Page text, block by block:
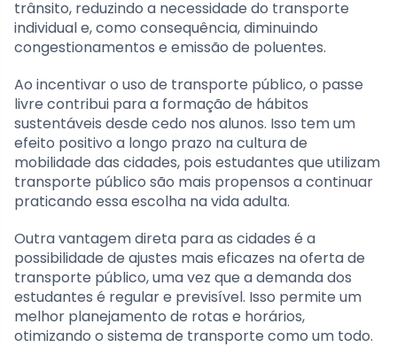
trânsito, reduzindo a necessidade do transporte
individual e, como consequência, diminuindo
congestionamentos e emissão de poluentes.
Ao incentivar o uso de transporte público, o passe
livre contribui para a formação de hábitos
sustentáveis desde cedo nos alunos. Isso tem um
efeito positivo a longo prazo na cultura de
mobilidade das cidades, pois estudantes que utilizam
transporte público são mais propensos a continuar
praticando essa escolha na vida adulta.
Outra vantagem direta para as cidades é a
possibilidade de ajustes mais eficazes na oferta de
transporte público, uma vez que a demanda dos
estudantes é regular e previsível. Isso permite um
melhor planejamento de rotas e horários,
otimizando o sistema de transporte como um todo.